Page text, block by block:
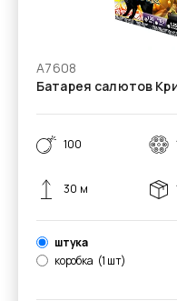
А7608
Батарея салютов
100
30 м
штука
коробка (1 шт)